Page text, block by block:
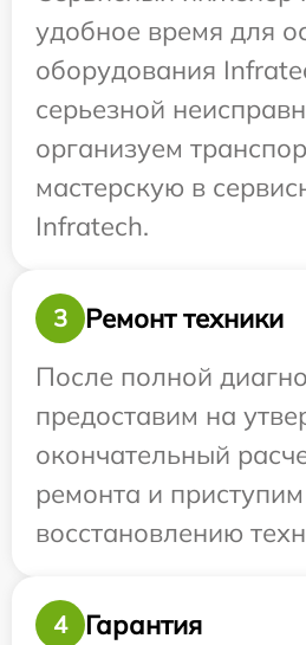
удобное время для
оборудования
серьезной
организуем
мастерскую в
Infratech.
3
Ремонт техники
После полной
предоставим на
окончательный
ремонта и
восстановлению
4 Гарантия